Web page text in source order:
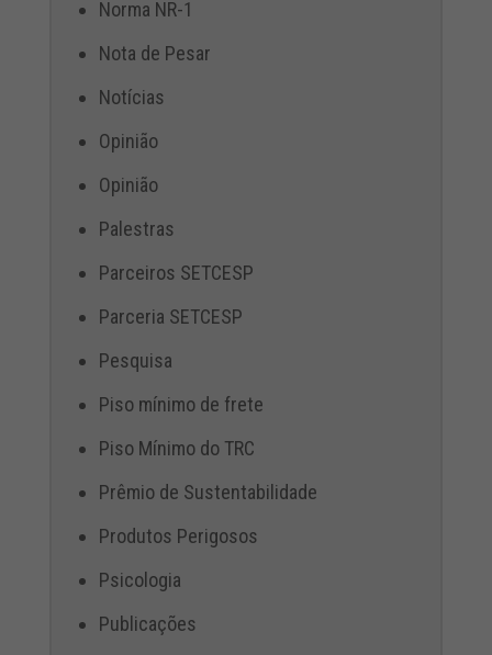
Norma NR-1
Nota de Pesar
Notícias
Opinião
Opinião
Palestras
Parceiros SETCESP
Parceria SETCESP
Pesquisa
Piso mínimo de frete
Piso Mínimo do TRC
Prêmio de Sustentabilidade
Produtos Perigosos
Psicologia
Publicações